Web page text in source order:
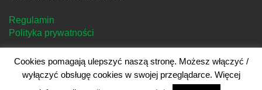
Regulamin
Polityka prywatności
Projekt i realizacjaclivio.pl
Cookies pomagają ulepszyć naszą stronę. Możesz włączyć /
wyłączyć obsługę cookies w swojej przeglądarce. Więcej